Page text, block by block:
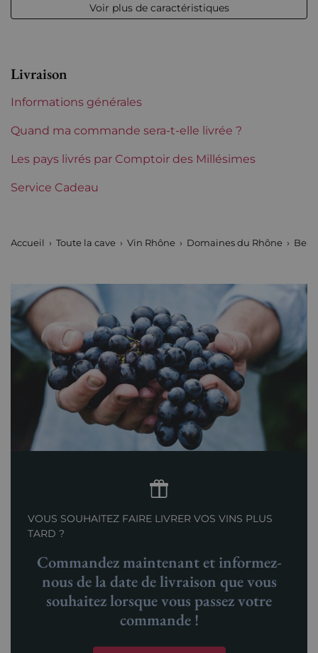
Volume 12,50 % vol - 75 cl
Etiquette Légèrement tachée
Région Rhône
Maturité
Voir plus de caractéristiques
Livraison
Informations générales
Quand ma commande sera-t-elle livrée ?
Les pays livrés par Comptoir des Millésimes
Service Cadeau
Accueil Toute la cave Vin Rhône Domaines du Rhône
VOUS SOUHAITEZ FAIRE LIVRER VOS VINS PLUS
TARD ?
Commandez maintenant et informez-
nous de la date de livraison que vous
souhaitez lorsque vous passez votre
commande !